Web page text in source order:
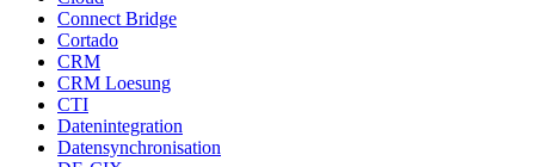
Connect Bridge
Cortado
CRM
CRM Loesung
CTI
Datenintegration
Datensynchronisation